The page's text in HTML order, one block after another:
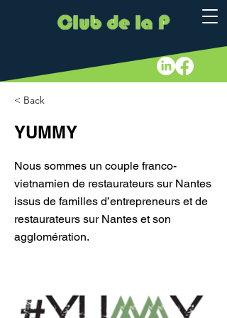
< Back
YUMMY
Nous sommes un couple franco-
vietnamien de restaurateurs sur Nantes
issus de familles d’entrepreneurs et de
restaurateurs sur Nantes et son
agglomération.